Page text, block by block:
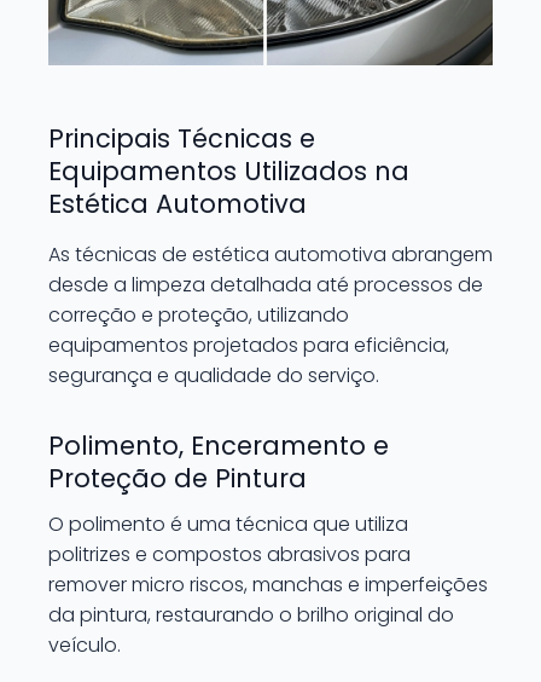
Principais Técnicas e
Equipamentos Utilizados na
Estética Automotiva
As técnicas de estética automotiva abrangem
desde a limpeza detalhada até processos de
correção e proteção, utilizando
equipamentos projetados para eficiência,
segurança e qualidade do serviço.
Polimento, Enceramento e
Proteção de Pintura
O polimento é uma técnica que utiliza
politrizes e compostos abrasivos para
remover micro riscos, manchas e imperfeições
da pintura, restaurando o brilho original do
veículo.